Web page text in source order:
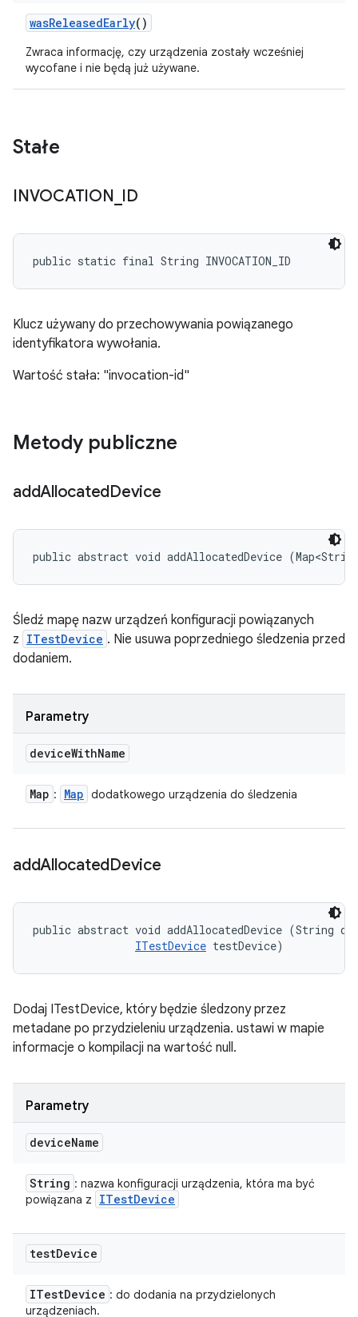
wasReleasedEarly()
Zwraca informację, czy urządzenia zostały wcześniej
wycofane i nie będą już używane.
Stałe
INVOCATION ID
public static final String INVOCATION_ID
Klucz używany do przechowywania powiązanego
identyfikatora wywołania.
Wartość stała: "invocation-id"
Metody publiczne
addAllocatedDevice
public abstract void addAllocatedDevice
Śledź mapę nazw urządzeń konfiguracji powiązanych
z ITestDevice . Nie usuwa poprzedniego śledzenia przed
dodaniem.
Parametry
deviceWithName
Map : Map dodatkowego urządzenia do śledzenia
addAllocatedDevice
public abstract void addAllocatedDevice (String
ITestDevice testDevice)
Dodaj ITestDevice, który będzie śledzony przez
metadane po przydzieleniu urządzenia. ustawi w mapie
informacje o kompilacji na wartość null.
Parametry
deviceName
String : nazwa konfiguracji urządzenia, która ma być
powiązana z
ITestDevice
testDevice
ITestDevice : do dodania na przydzielonych
urządzeniach.